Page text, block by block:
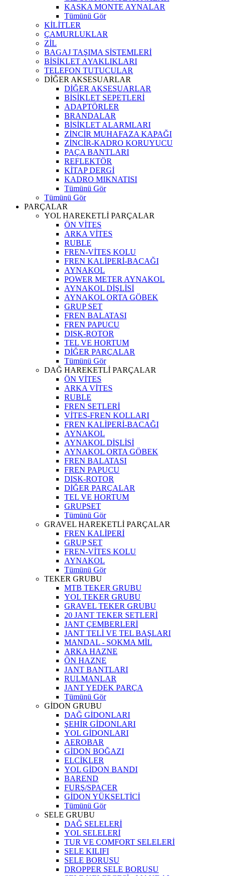
KASKA MONTE AYNALAR
Tümünü Gör
KİLİTLER
ÇAMURLUKLAR
ZİL
BAGAJ TAŞIMA SİSTEMLERİ
BİSİKLET AYAKLIKLARI
TELEFON TUTUCULAR
DİĞER AKSESUARLAR
DİĞER AKSESUARLAR
BİSİKLET SEPETLERİ
ADAPTÖRLER
BRANDALAR
BİSİKLET ALARMLARI
ZİNCİR MUHAFAZA KAPAĞI
ZİNCİR-KADRO KORUYUCU
PAÇA BANTLARI
REFLEKTÖR
KİTAP DERGİ
KADRO MIKNATISI
Tümünü Gör
Tümünü Gör
PARÇALAR
YOL HAREKETLİ PARÇALAR
ÖN VİTES
ARKA VİTES
RUBLE
FREN-VİTES KOLU
FREN KALİPERİ-BACAĞI
AYNAKOL
POWER METER AYNAKOL
AYNAKOL DİŞLİSİ
AYNAKOL ORTA GÖBEK
GRUP SET
FREN BALATASI
FREN PAPUCU
DISK-ROTOR
TEL VE HORTUM
DİĞER PARÇALAR
Tümünü Gör
DAĞ HAREKETLİ PARÇALAR
ÖN VİTES
ARKA VİTES
RUBLE
FREN SETLERİ
VİTES-FREN KOLLARI
FREN KALİPERİ-BACAĞI
AYNAKOL
AYNAKOL DİŞLİSİ
AYNAKOL ORTA GÖBEK
FREN BALATASI
FREN PAPUCU
DISK-ROTOR
DİĞER PARÇALAR
TEL VE HORTUM
GRUPSET
Tümünü Gör
GRAVEL HAREKETLİ PARÇALAR
FREN KALİPERİ
GRUP SET
FREN-VİTES KOLU
AYNAKOL
Tümünü Gör
TEKER GRUBU
MTB TEKER GRUBU
YOL TEKER GRUBU
GRAVEL TEKER GRUBU
20 JANT TEKER SETLERİ
JANT ÇEMBERLERİ
JANT TELİ VE TEL BAŞLARI
MANDAL - SOKMA MİL
ARKA HAZNE
ÖN HAZNE
JANT BANTLARI
RULMANLAR
JANT YEDEK PARÇA
Tümünü Gör
GİDON GRUBU
DAĞ GİDONLARI
ŞEHİR GİDONLARI
YOL GİDONLARI
AEROBAR
GİDON BOĞAZI
ELCİKLER
YOL GİDON BANDI
BAREND
FURŞ/SPACER
GİDON YÜKSELTİCİ
Tümünü Gör
SELE GRUBU
DAĞ SELELERİ
YOL SELELERİ
TUR VE COMFORT SELELERİ
SELE KILIFI
SELE BORUSU
DROPPER SELE BORUSU